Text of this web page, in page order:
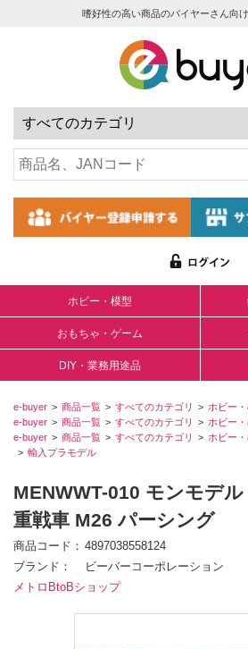
嗜好性の高い商品のバイヤーさん向
ホビー・模型
おもちゃ・ゲーム
DIY・業務用途品
e-buyer 商品一覧 すべてのカテゴリ
ホビー
e-buyer
商品一覧 すべてのカテゴリ ホビー
e-buyer
商品一覧 すべてのカテゴリ ホビー
輸入プラモデル
MENWWT-010 モンモデ
重戦車 M26 パーシング
商品コード
4897038558124
ブランド
ビーバーコーポレーション
メトロBtoBショップ